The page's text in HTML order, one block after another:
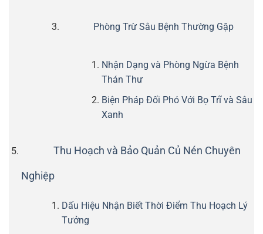
Phòng Trừ Sâu Bệnh Thường Gặp
Nhận Dạng và Phòng Ngừa Bệnh
Thán Thư
Biện Pháp Đối Phó Với Bọ Trĩ và Sâu
Xanh
Thu Hoạch và Bảo Quản Củ Nén Chuyên
Nghiệp
Dấu Hiệu Nhận Biết Thời Điểm Thu Hoạch Lý
Tưởng